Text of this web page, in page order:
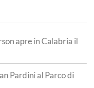
apre in Calabria il
Pardini al Parco di